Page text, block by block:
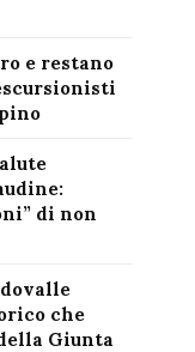
e restano
di non
che
Giunta